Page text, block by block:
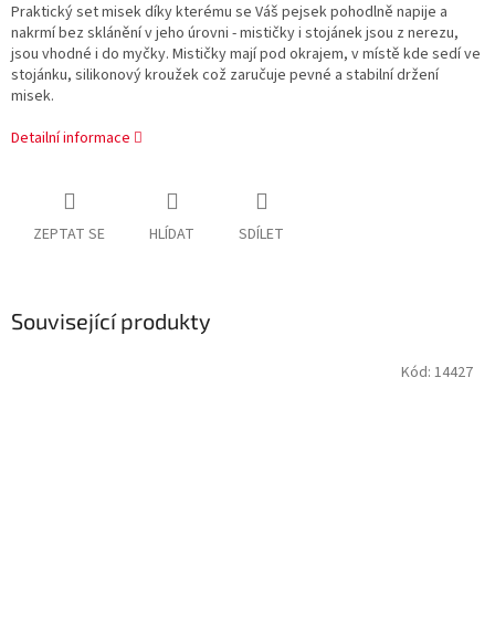
Praktický set misek díky kterému se Váš pejsek pohodlně napije a
nakrmí bez sklánění v jeho úrovni - mističky i stojánek jsou z nerezu,
jsou vhodné i do myčky. Mističky mají pod okrajem, v místě kde sedí ve
stojánku, silikonový kroužek což zaručuje pevné a stabilní držení
misek.
Detailní informace
ZEPTAT SE HLÍDAT SDÍLET
Související produkty
Kód: 14427